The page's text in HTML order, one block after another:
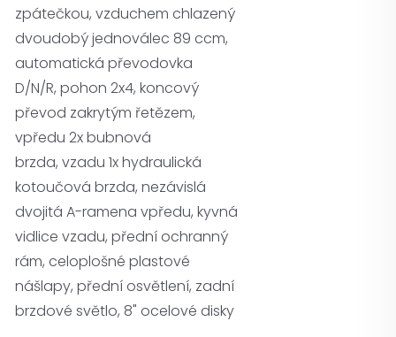
zpátečkou, vzduchem chlazený
dvoudobý jednoválec 89 ccm,
automatická převodovka
D/N/R, pohon 2x4, koncový
převod zakrytým řetězem,
vpředu 2x bubnová
brzda, vzadu 1x hydraulická
kotoučová brzda, nezávislá
dvojitá A-ramena vpředu, kyvná
vidlice vzadu, přední ochranný
rám, celoplošné plastové
nášlapy, přední osvětlení, zadní
brzdové světlo, 8" ocelové disky